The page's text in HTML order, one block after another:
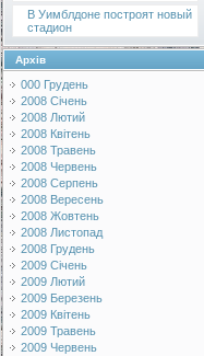
В Уимблдоне построят новый
стадион
Архів
000 Грудень
2008 Січень
2008 Лютий
2008 Квітень
2008 Травень
2008 Червень
2008 Серпень
2008 Вересень
2008 Жовтень
2008 Листопад
2008 Грудень
2009 Січень
2009 Лютий
2009 Березень
2009 Квітень
2009 Травень
2009 Червень